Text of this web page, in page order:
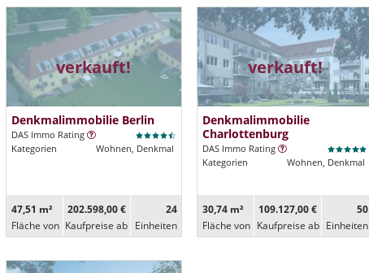
verkauft!
Denkmalimmobilie Berlin
DAS Immo Rating
Kategorien
Wohnen, Denkmal
47,51 m²
Fläche von
202.598,00 €
Kaufpreise ab
24
Ein­heiten
verkauft!
Denkmalimmobilie
Charlottenburg
DAS Immo Rating
Kategorien
Wohnen, Denkmal
30,74 m²
Fläche von
109.127,00 €
Kaufpreise ab
50
Ein­heiten